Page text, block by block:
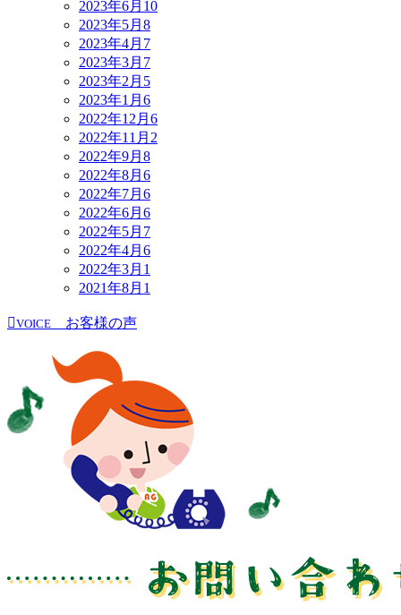
2023年6月 10
2023年5月 8
2023年4月 7
2023年3月 7
2023年2月 5
2023年1月 6
2022年12月 6
2022年11月 2
2022年9月 8
2022年8月 6
2022年7月 6
2022年6月 6
2022年5月 7
2022年4月 6
2022年3月 1
2021年8月 1
VOICE お客様の声